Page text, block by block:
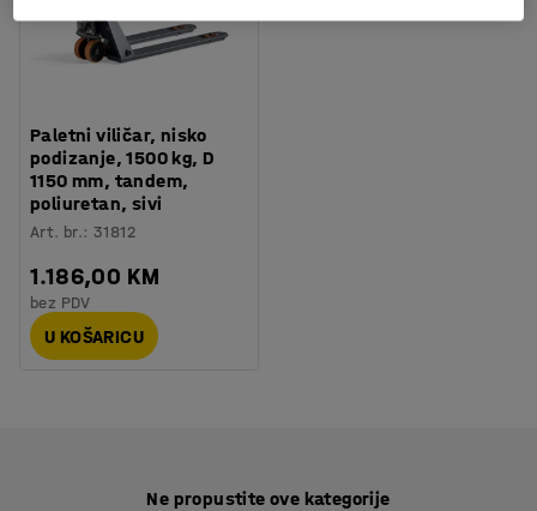
Paletni viličar, nisko
podizanje, 1500 kg, D
1150 mm, tandem,
poliuretan, sivi
Art. br.:31812
1.186,00 KM
bez PDV
U KOŠARICU
Ne propustite ove kategorije